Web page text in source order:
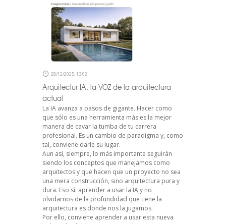
28/12/2025, 13:02
Arquitectur-IA, la VOZ de la arquitectura
actual
La IA avanza a pasos de gigante. Hacer como
que sólo es una herramienta más es la mejor
manera de cavar la tumba de tu carrera
profesional. Es un cambio de paradigma y, como
tal, conviene darle su lugar.
Aun así, siempre, lo más importante seguirán
siendo los conceptos que manejamos como
arquitectos y que hacen que un proyecto no sea
una mera construcción, sino arquitectura pura y
dura. Eso sí: aprender a usar la IA y no
olvidarnos de la profundidad que tiene la
arquitectura es donde nos la jugamos.
Por ello, conviene aprender a usar esta nueva